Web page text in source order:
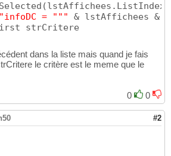
=
"0" & noOrdre - 1
= noOrdre -
=
= noOrdre
(
"infoDC = " "" & lstAffichees &
strCritere
dans la liste mais quand je fais
le critère est le meme que le
0
0
#2